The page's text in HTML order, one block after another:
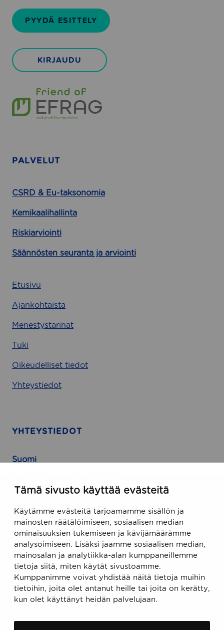
Tämä sivusto käyttää evästeitä
Käytämme evästeitä tarjoamamme sisällön ja
mainosten räätälöimiseen, sosiaalisen median
ominaisuuksien tukemiseen ja kävijämäärämme
analysoimiseen. Lisäksi jaamme sosiaalisen median,
mainosalan ja analytiikka-alan kumppaneillemme
tietoja siitä, miten käytät sivustoamme.
Kumppanimme voivat yhdistää näitä tietoja muihin
tietoihin, joita olet antanut heille tai joita on kerätty,
kun olet käyttänyt heidän palvelujaan.
k
s
l
PYYDÄ ESITTELY
KIRJAUDU
PALVELUT
CSRD & Eu-taksonomia
Kemikaalihallinta
Riskiarviointi
Säännösten seuranta ja arviointi
Etusivu
Ajankohtaista
Menestystarinat
Tuki
Oikeudelliset tiedot
Yhteystiedot
YHTEYSTIEDOT
Suomi
FIN-00100 Helsinki, Finland
USA
470 Ramona Street
Palo Alto, CA 94301, USA
Sähköposti
support@ecobiomanager.com